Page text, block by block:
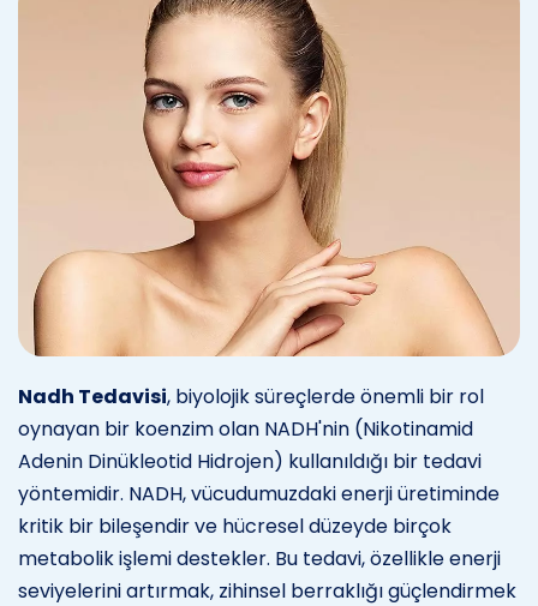
Nadh Tedavisi, biyolojik süreçlerde önemli bir rol
oynayan bir koenzim olan NADH'nin (Nikotinamid
Adenin Dinükleotid Hidrojen) kullanıldığı bir tedavi
yöntemidir. NADH, vücudumuzdaki enerji üretiminde
kritik bir bileşendir ve hücresel düzeyde birçok
metabolik işlemi destekler. Bu tedavi, özellikle enerji
seviyelerini artırmak, zihinsel berraklığı güçlendirmek